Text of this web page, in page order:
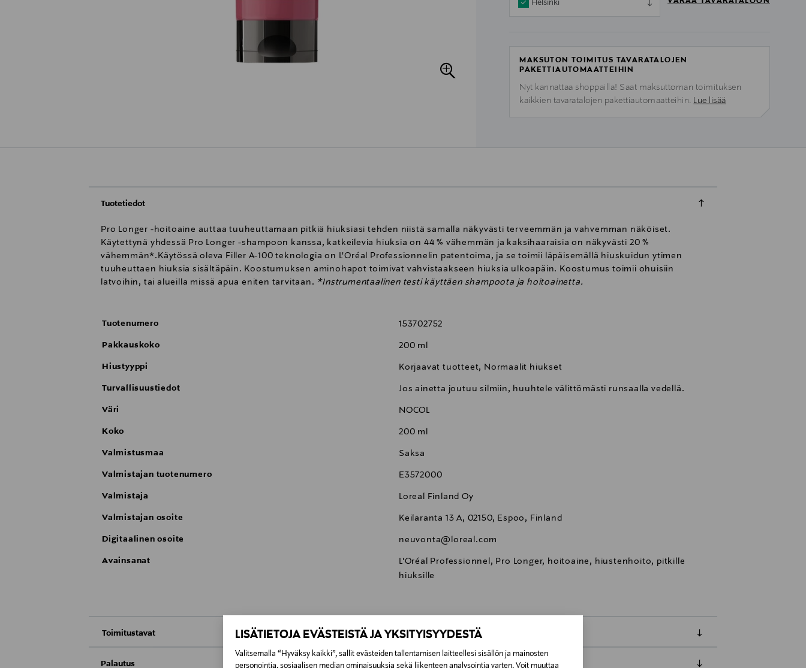
LISÄTIETOJA EVÄSTEISTÄ JA YKSITYISYYDESTÄ
Valitsemalla “Hyväksy kaikki”, sallit evästeiden tallentamisen laitteellesi sisällön ja mainosten
personointia, sosiaalisen median ominaisuuksia sekä liikenteen analysointia varten. Voit muuttaa
Helsinki
MAKSUTON TOIMITUS TAVARATALOJEN
PAKETTIAUTOMAATTEIHIN
Nyt kannattaa shoppailla! Saat maksuttoman toimituksen
kaikkien tavaratalojen pakettiautomaatteihin. Lue lisää
Tuotetiedot
Pro Longer -hoitoaine auttaa tuuheuttamaan pitkiä hiuksiasi tehden niistä samalla näkyvästi terveemmän ja vahvemman näköiset.
Käytettynä yhdessä Pro Longer -shampoon kanssa, katkeilevia hiuksia on 44 % vähemmän ja kaksihaaraisia on näkyvästi 20 %
vähemmän*.Käytössä oleva Filler A-100 teknologia on L'Oréal Professionnelin patentoima, ja se toimii läpäisemällä hiuskuidun ytimen
tuuheuttaen hiuksia sisältäpäin. Koostumuksen aminohapot toimivat vahvistaakseen hiuksia ulkoapäin. Koostumus toimii ohuisiin
latvoihin, tai alueilla missä apua eniten tarvitaan. *Instrumentaalinen testi käyttäen shampoota ja hoitoainetta.
Tuotenumero 153702752
Pakkauskoko 200 ml
Hiustyyppi Korjaavat tuotteet, Normaalit hiukset
Turvallisuustiedot Jos ainetta joutuu silmiin, huuhtele välittömästi runsaalla vedellä.
Väri NOCOL
Koko 200 ml
Valmistusmaa Saksa
Valmistajan tuotenumero E3572000
Valmistaja Loreal Finland Oy
Valmistajan osoite Keilaranta 13 A, 02150, Espoo, Finland
Digitaalinen osoite neuvonta@loreal.com
Avainsanat
L'Oréal Professionnel, Pro Longer, hoitoaine, hiustenhoito, pitkille
hiuksille
Toimitustavat
0,00 €
Palautus